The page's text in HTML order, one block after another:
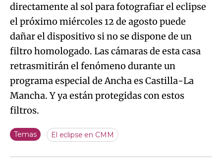
directamente al sol para fotografiar el eclipse
el próximo miércoles 12 de agosto puede
dañar el dispositivo si no se dispone de un
filtro homologado. Las cámaras de esta casa
retrasmitirán el fenómeno durante un
programa especial de Ancha es Castilla-La
Mancha. Y ya están protegidas con estos
filtros.
Temas El eclipse en CMM